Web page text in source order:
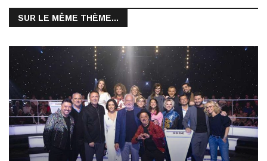
SUR LE MÊME THÈME...